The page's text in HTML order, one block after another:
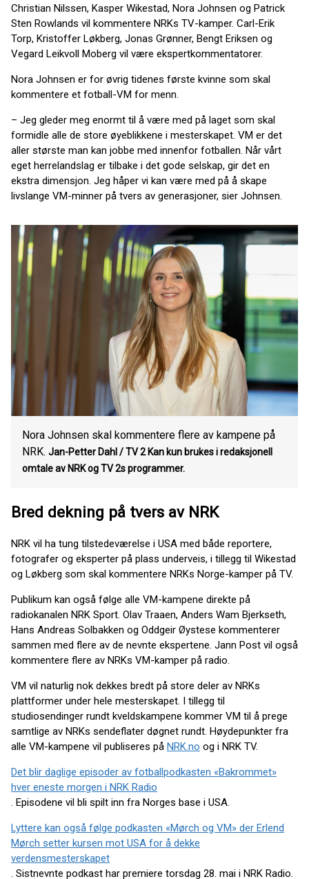
Christian Nilssen, Kasper Wikestad, Nora Johnsen og Patrick
Sten Rowlands vil kommentere NRKs TV-kamper. Carl-Erik
Torp, Kristoffer Løkberg, Jonas Grønner, Bengt Eriksen og
Vegard Leikvoll Moberg vil være ekspertkommentatorer.
Nora Johnsen er for øvrig tidenes første kvinne som skal
kommentere et fotball-VM for menn.
– Jeg gleder meg enormt til å være med på laget som skal
formidle alle de store øyeblikkene i mesterskapet. VM er det
aller største man kan jobbe med innenfor fotballen. Når vårt
eget herrelandslag er tilbake i det gode selskap, gir det en
ekstra dimensjon. Jeg håper vi kan være med på å skape
livslange VM-minner på tvers av generasjoner, sier Johnsen.
Nora Johnsen skal kommentere flere av kampene på
NRK. Jan-Petter Dahl / TV 2 Kan kun brukes i redaksjonell
omtale av NRK og TV 2s programmer.
Bred dekning på tvers av NRK
NRK vil ha tung tilstedeværelse i USA med både reportere,
fotografer og eksperter på plass underveis, i tillegg til Wikestad
og Løkberg som skal kommentere NRKs Norge-kamper på TV.
Publikum kan også følge alle VM-kampene direkte på
radiokanalen NRK Sport. Olav Traaen, Anders Wam Bjerkseth,
Hans Andreas Solbakken og Oddgeir Øystese kommenterer
sammen med flere av de nevnte ekspertene. Jann Post vil også
kommentere flere av NRKs VM-kamper på radio.
VM vil naturlig nok dekkes bredt på store deler av NRKs
plattformer under hele mesterskapet. I tillegg til
studiosendinger rundt kveldskampene kommer VM til å prege
samtlige av NRKs sendeflater døgnet rundt. Høydepunkter fra
alle VM-kampene vil publiseres på NRK.no og i NRK TV.
Det blir daglige episoder av fotballpodkasten «Bakrommet»
hver eneste morgen i NRK Radio
. Episodene vil bli spilt inn fra Norges base i USA.
Lyttere kan også følge podkasten «Mørch og VM» der Erlend
Mørch setter kursen mot USA for å dekke
verdensmesterskapet
. Sistnevnte podkast har premiere torsdag 28. mai i NRK Radio.